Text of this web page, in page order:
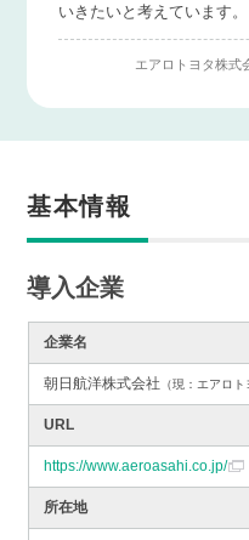
いきたいと考えています。
エアロトヨタ株
基本情報
導入企業
企業名
朝日航洋株式会社 （現：エアロト
URL
https://www.aeroasahi.co.jp/
所在地